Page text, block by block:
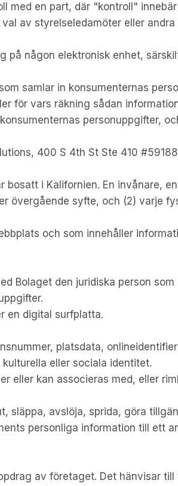
med en part, där "kontroll"
av styrelseledamöter eller andra
någon elektronisk enhet,
samlar in konsumenternas
för vars räkning sådan
personuppgifter,
400 S 4th St Ste 410
bosatt i Kalifornien. En invånare,
övergående syfte, och (2) varje
och som innehåller
Bolaget den juridiska person
en digital surfplatta.
platsdata,
eller sociala identitet.
eller kan associeras med, eller
släppa, avslöja, sprida, göra
personliga information till ett
av företaget. Det hänvisar